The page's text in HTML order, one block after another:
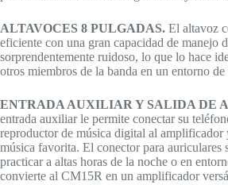
ALTAVOCES 8 PULGADAS. El altavoz
eficiente con una gran capacidad de manejo
sorprendentemente ruidoso, lo que lo hace
otros miembros de la banda en un entorno
ENTRADA AUXILIAR Y SALIDA DE
entrada auxiliar le permite conectar su
reproductor de música digital al amplificador
música favorita. El conector para auriculares
practicar a altas horas de la noche o en
convierte al CM15R en un amplificador